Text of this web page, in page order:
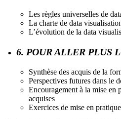
Les règles universelles de
La charte de data
L’évolution de la data
6. POUR ALLER PLUS
Synthèse des acquis de la
Perspectives futures dans le
Encouragement à la mise en
acquises
Exercices de mise en